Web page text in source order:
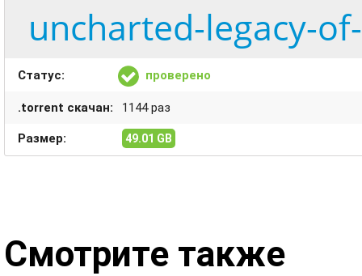
uncharted-legacy-
Статус: проверено
.torrent скачан: 1144 раз
Размер: 49.01 GB
Смотрите также